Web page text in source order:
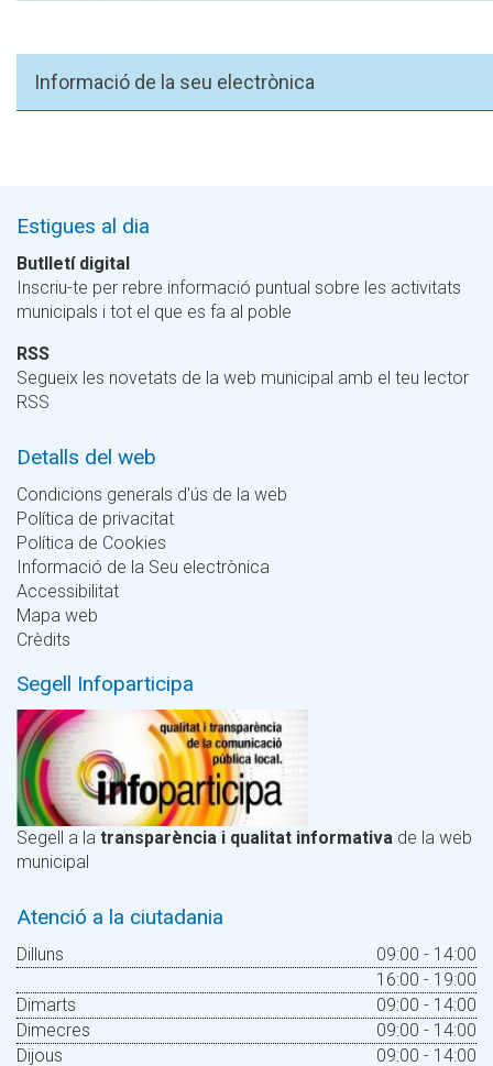
Informació de la seu electrònica
Estigues al dia
Butlletí digital
Inscriu-te per rebre informació puntual sobre les activitats
municipals i tot el que es fa al poble
RSS
Segueix les novetats de la web municipal amb el teu lector
RSS
Detalls del web
Condicions generals d'ús de la web
Política de privacitat
Política de Cookies
Informació de la Seu electrònica
Accessibilitat
Mapa web
Crèdits
Segell Infoparticipa
Segell a la transparència i qualitat informativa de la web
municipal
Atenció a la ciutadania
Dilluns
09:00 - 14:00
16:00 - 19:00
Dimarts
09:00 - 14:00
Dimecres
09:00 - 14:00
Dijous
09:00 - 14:00